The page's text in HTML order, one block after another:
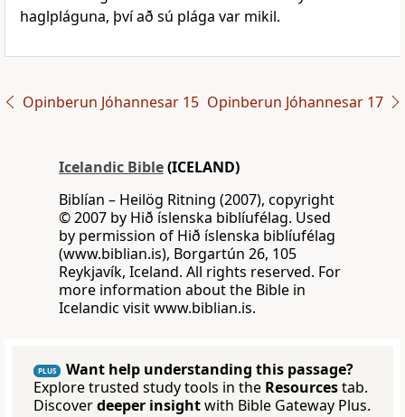
haglpláguna, því að sú plága var mikil.
Opinberun Jóhannesar 15 Opinberun Jóhannesar 17
Icelandic Bible(ICELAND)
Biblían – Heilög Ritning (2007), copyright
© 2007 by Hið íslenska biblíufélag. Used
by permission of Hið íslenska biblíufélag
(www.biblian.is), Borgartún 26, 105
Reykjavík, Iceland. All rights reserved. For
more information about the Bible in
Icelandic visit www.biblian.is.
PLUS
Want help understanding this passage?
Explore trusted study tools in the Resourcestab.
Discoverdeeper insightwith Bible Gateway Plus.